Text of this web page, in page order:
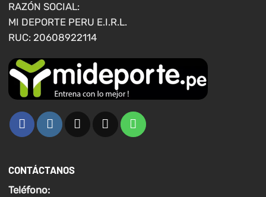
la
página
de
RAZÓN SOCIAL:
MI DEPORTE PERU E.I.R.L.
RUC: 20608922114
CONTÁCTANOS
Teléfono: